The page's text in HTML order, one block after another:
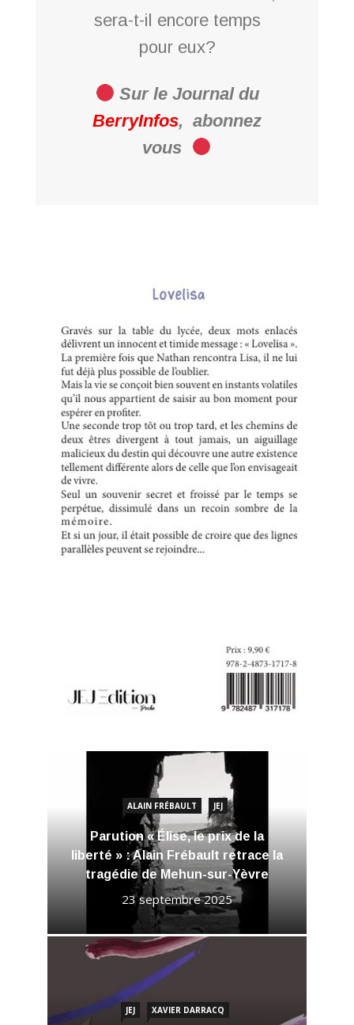
sera-t-il encore temps
pour eux?
Sur le Journal du
BerryInfos, abonnez
vous
ALAIN FRÉBAULT JEJ
Parution « Élise, le prix de la
liberté » : Alain Frébault retrace la
tragédie de Mehun-sur-Yèvre
23 septembre 2025
JEJ XAVIER DARRACQ